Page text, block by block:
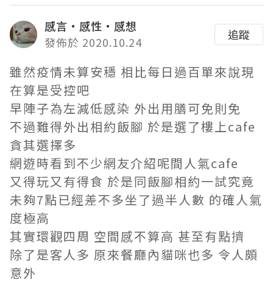
感言‧感性‧感想
發佈於 2020.10.24
追蹤
雖然疫情未算安穩 相比每日過百單來說現
在算是受控吧
早陣子為左減低感染 外出用膳可免則免
不過難得外出相約飯腳 於是選了樓上cafe
貪其選擇多
網遊時看到不少網友介紹呢間人氣cafe
又得玩又有得食 於是同飯腳相約一試究竟
未夠7點已經差不多坐了過半人數 的確人氣
度極高
其實環觀四周 空間感不算高 甚至有點擠
除了是客人多 原來餐廳內貓咪也多 令人頗
意外